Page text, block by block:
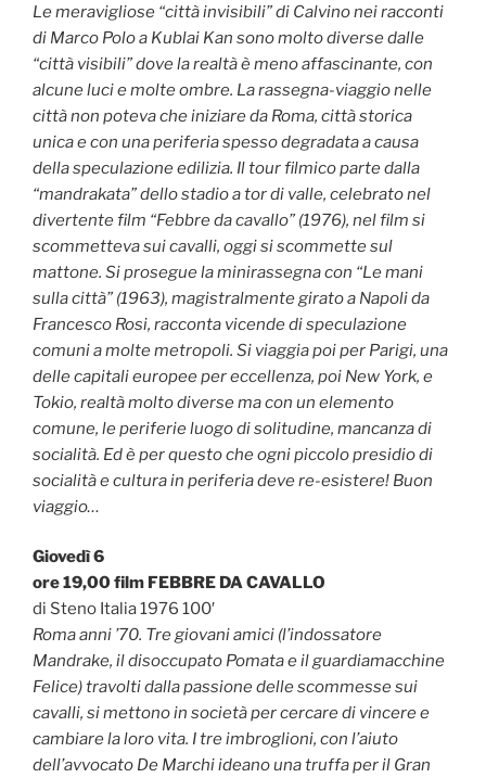
Le meravigliose “città invisibili” di Calvino nei racconti
di Marco Polo a Kublai Kan sono molto diverse dalle
“città visibili” dove la realtà è meno affascinante, con
alcune luci e molte ombre. La rassegna-viaggio nelle
città non poteva che iniziare da Roma, città storica
unica e con una periferia spesso degradata a causa
della speculazione edilizia. Il tour filmico parte dalla
“mandrakata” dello stadio a tor di valle, celebrato nel
divertente film “Febbre da cavallo” (1976), nel film si
scommetteva sui cavalli, oggi si scommette sul
mattone. Si prosegue la minirassegna con “Le mani
sulla città” (1963), magistralmente girato a Napoli da
Francesco Rosi, racconta vicende di speculazione
comuni a molte metropoli. Si viaggia poi per Parigi, una
delle capitali europee per eccellenza, poi New York, e
Tokio, realtà molto diverse ma con un elemento
comune, le periferie luogo di solitudine, mancanza di
socialità. Ed è per questo che ogni piccolo presidio di
socialità e cultura in periferia deve re-esistere! Buon
viaggio…
Giovedì 6
ore 19,00 film FEBBRE DA CAVALLO
di Steno Italia 1976 100′
Roma anni ’70. Tre giovani amici (l’indossatore
Mandrake, il disoccupato Pomata e il guardiamacchine
Felice) travolti dalla passione delle scommesse sui
cavalli, si mettono in società per cercare di vincere e
cambiare la loro vita. I tre imbroglioni, con l’aiuto
dell’avvocato De Marchi ideano una truffa per il Gran